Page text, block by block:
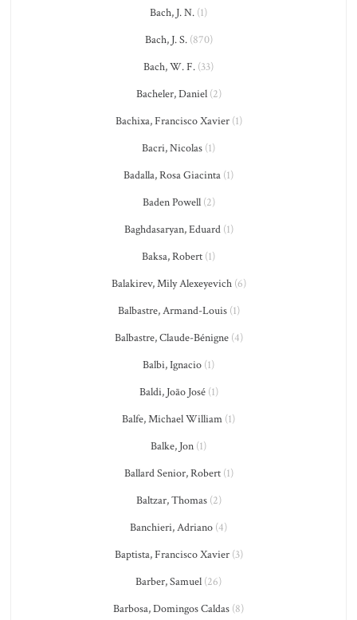
Bach, J. N. (1)
Bach, J. S.(870)
Bach, W. F. (33)
Bacheler, Daniel(2)
Bachixa, Francisco Xavier(1)
Bacri, Nicolas (1)
Badalla, Rosa Giacinta (1)
Baden Powell(2)
Baghdasaryan, Eduard(1)
Baksa, Robert (1)
Balakirev, Mily Alexeyevich(6)
Balbastre, Armand-Louis(1)
Balbastre, Claude-Bénigne(4)
Balbi, Ignacio (1)
Baldi, João José(1)
Balfe, Michael William (1)
Balke, Jon (1)
Ballard Senior, Robert(1)
Baltzar, Thomas(2)
Banchieri, Adriano (4)
Baptista, Francisco Xavier(3)
Barber, Samuel (26)
Barbosa, Domingos Caldas (8)